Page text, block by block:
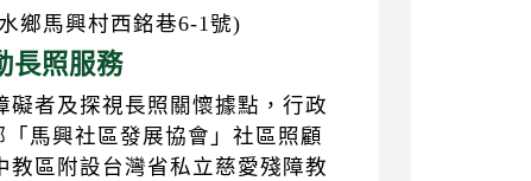
鄉馬興村西銘巷6-1號)
長照服務
者及探視長照關懷據點，行政
馬興社區發展協會」社區照顧
教區附設台灣省私立慈愛殘障教